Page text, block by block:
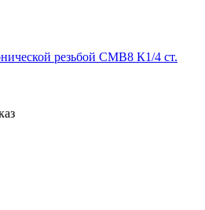
резьбой СМВ8 К1/4 ст.